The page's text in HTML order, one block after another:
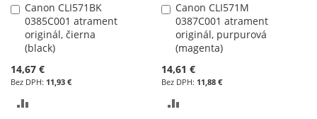
Canon CLI571BK
0385C001 atrament
originál, čierna
(black)
14,67 €
11,93 €
Pridať
do
košíka
Canon CLI571M
0387C001 atrament
originál, purpurová
(magenta)
14,61 €
11,88 €
Pridať
do
košíka